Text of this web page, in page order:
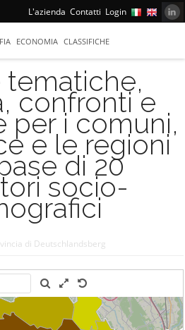
L'azienda Contatti Login
ECONOMIA CLASSIFICHE
tematiche,
confronti e
per i comuni,
e le regioni
di 20
socio-
di Deutschlandsberg